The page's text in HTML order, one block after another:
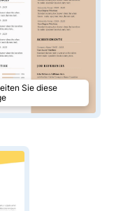
Sie diese